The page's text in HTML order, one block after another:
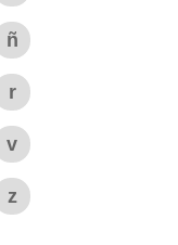
ñ
r
v
z